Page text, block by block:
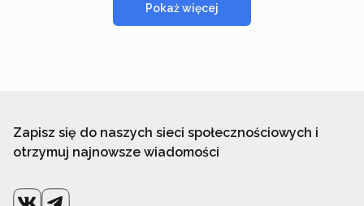
Pokaż więcej
Zapisz się do naszych sieci społecznościowych i
otrzymuj najnowsze wiadomości